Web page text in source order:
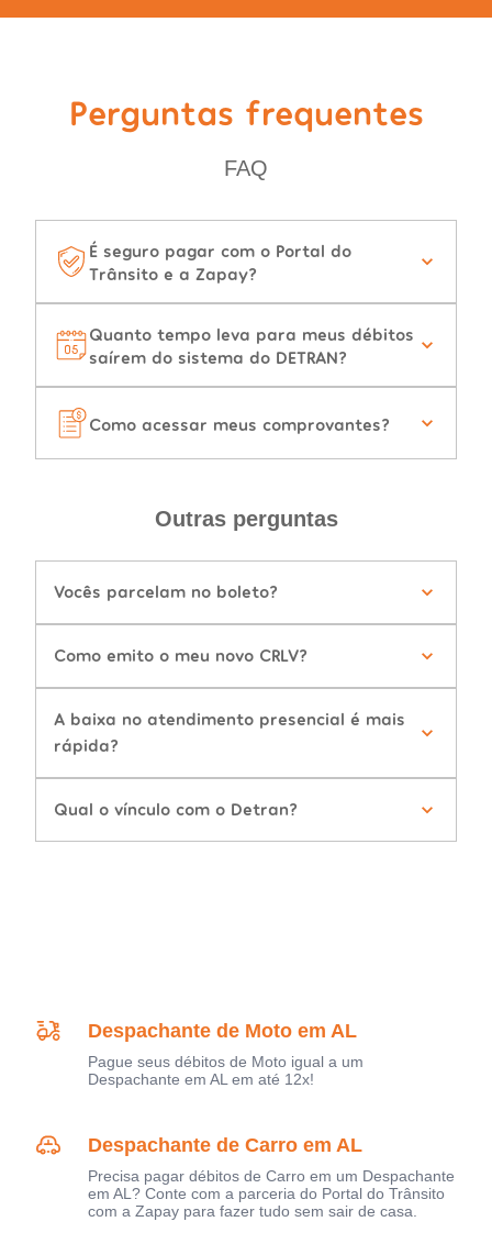
Perguntas frequentes
FAQ
É seguro pagar com o Portal do
Trânsito e a Zapay?
Quanto tempo leva para meus débitos
saírem do sistema do DETRAN?
Como acessar meus comprovantes?
Outras perguntas
Vocês parcelam no boleto?
Como emito o meu novo CRLV?
A baixa no atendimento presencial é mais
rápida?
Qual o vínculo com o Detran?
Despachante de Moto em AL
Pague seus débitos de Moto igual a um
Despachante em AL em até 12x!
Despachante de Carro em AL
Precisa pagar débitos de Carro em um Despachante
em AL? Conte com a parceria do Portal do Trânsito
com a Zapay para fazer tudo sem sair de casa.